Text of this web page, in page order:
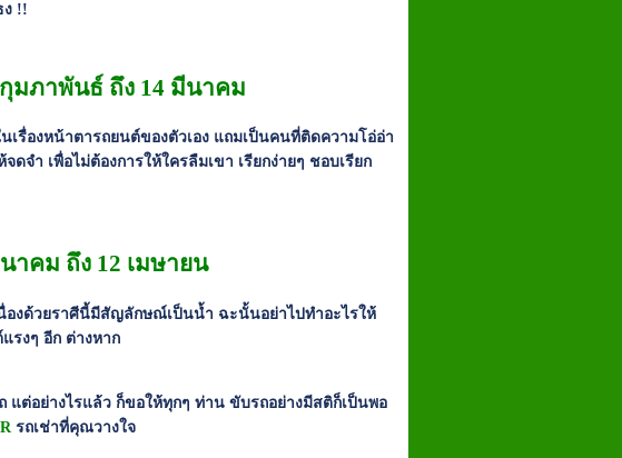
ง !!
มภาพันธ์ ถึง 14 มีนาคม
เรื่องหน้าตารถยนต์ของตัวเอง แถมเป็นคนที่ติดความโอ่อ่า
ำ เพื่อไม่ต้องการให้ใครลืมเขา เรียกง่ายๆ ชอบเรียก
าคม ถึง 12 เมษายน
องด้วยราศีนี้มีสัญลักษณ์เป็นน้ำ ฉะนั้นอย่าไปทำอะไรให้
รงๆ อีก ต่างหาก
ต่อย่างไรแล้ว ก็ขอให้ทุกๆ ท่าน ขับรถอย่างมีสติก็เป็นพอ
รถเช่าที่คุณวางใจ